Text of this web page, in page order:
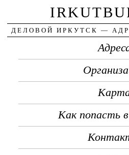
ДЕЛОВОЙ ИРКУТСК —
Как попасть